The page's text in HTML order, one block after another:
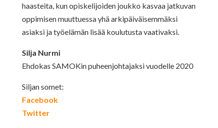
haasteita, kun opiskelijoiden joukko kasvaa jatkuvan
oppimisen muuttuessa yhä arkipäiväisemmäksi
asiaksi ja työelämän lisää koulutusta vaativaksi.
Silja Nurmi
Ehdokas SAMOKin puheenjohtajaksi vuodelle 2020
Siljan somet:
Facebook
Twitter